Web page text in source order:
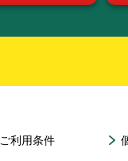
ご利用条件